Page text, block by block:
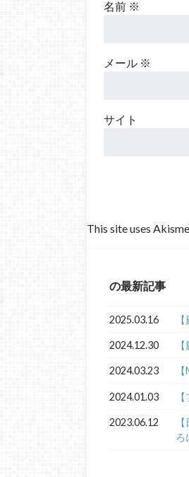
名前 ※
メール ※
サイト
This site uses
の最新記事
2025.03.16
2024.12.30
2024.03.23
2024.01.03
2023.06.12
ろ